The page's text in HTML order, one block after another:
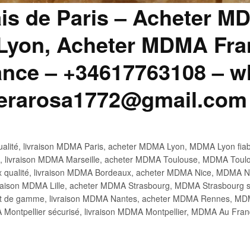
de Paris – Acheter
Acheter MDMA
– +34617763108 –
livraison MDMA Paris, acheter MDMA Lyon, MDMA Lyon
MDMA Marseille, acheter MDMA Toulouse, MDMA
livraison MDMA Bordeaux, acheter MDMA Nice, MDMA
MDMA Lille, acheter MDMA Strasbourg, MDMA Strasbourg
gamme, livraison MDMA Nantes, acheter MDMA Rennes,
sécurisé, livraison MDMA Montpellier, MDMA Au